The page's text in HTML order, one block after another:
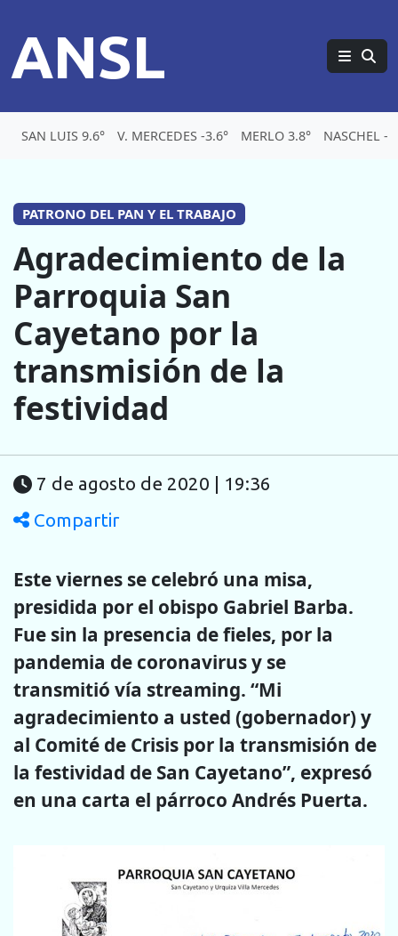
ANSL
SAN LUIS 9.6° V. MERCEDES -3.6° MERLO 3.8° NASCHEL -
PATRONO DEL PAN Y EL TRABAJO
Agradecimiento de la
Parroquia San
Cayetano por la
transmisión de la
festividad
7 de agosto de 2020 | 19:36
Compartir
Este viernes se celebró una misa,
presidida por el obispo Gabriel Barba.
Fue sin la presencia de fieles, por la
pandemia de coronavirus y se
transmitió vía streaming. “Mi
agradecimiento a usted (gobernador) y
al Comité de Crisis por la transmisión de
la festividad de San Cayetano”, expresó
en una carta el párroco Andrés Puerta.